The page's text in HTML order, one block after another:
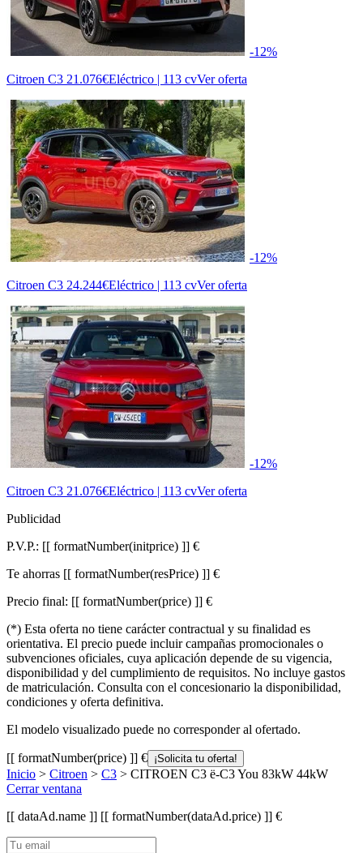
-12%
Citroen C3 21.076€Eléctrico | 113 cvVer oferta
-12%
Citroen C3 24.244€Eléctrico | 113 cvVer oferta
-12%
Citroen C3 21.076€Eléctrico | 113 cvVer oferta
Publicidad
P.V.P.: [[ formatNumber(initprice) ]] €
Te ahorras [[ formatNumber(resPrice) ]] €
Precio final: [[ formatNumber(price) ]] €
(*) Esta oferta no tiene carácter contractual y su finalidad es
orientativa. El precio puede incluir campañas promocionales o
subvenciones oficiales, cuya aplicación depende de su vigencia,
disponibilidad y del cumplimiento de requisitos. No incluye gastos
de matriculación. Consulta con el concesionario la disponibilidad,
condiciones y oferta definitiva.
El modelo visualizado puede no corresponder al ofertado.
[[ formatNumber(price) ]] € ¡Solicita tu oferta!
Inicio > Citroen > C3 > CITROEN C3 ë-C3 You 83kW 44kW
Cerrar ventana
[[ dataAd.name ]] [[ formatNumber(dataAd.price) ]] €